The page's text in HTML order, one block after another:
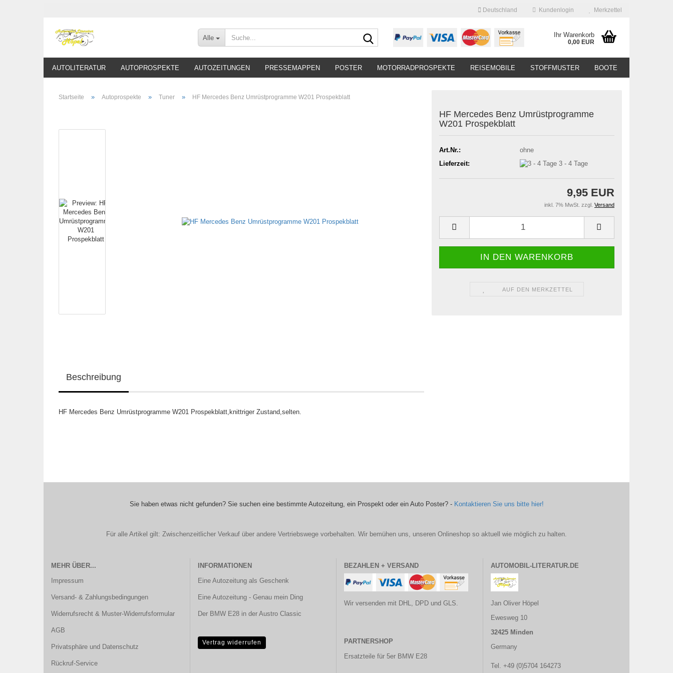
Deutschland Kundenlogin Merkzettel
Alle
Suche... Ihr Warenkorb
0,00 EUR
AUTOLITERATUR AUTOPROSPEKTE AUTOZEITUNGEN PRESSEMAPPEN POSTER MOTORRADPROSPEKTE REISEMOBILE STOFFMUSTER BOOTE
Startseite » Autoprospekte » Tuner » HF Mercedes Benz Umrüstprogramme W201 Prospekblatt
HF Mercedes Benz Umrüstprogramme
W201 Prospekblatt
Art.Nr.:
ohne
Lieferzeit:
3 - 4 Tage
9,95 EUR
inkl. 7% MwSt. zzgl. Versand
AUF DEN MERKZETTEL
Beschreibung
HF Mercedes Benz Umrüstprogramme W201 Prospekblatt,knittriger Zustand,selten.
Sie haben etwas nicht gefunden? Sie suchen eine bestimmte Autozeitung, ein Prospekt oder ein Auto Poster? - Kontaktieren Sie uns bitte hier!
Für alle Artikel gilt: Zwischenzeitlicher Verkauf über andere Vertriebswege vorbehalten. Wir bemühen uns, unseren Onlineshop so aktuell wie möglich zu halten.
MEHR ÜBER...
Impressum
Versand- & Zahlungsbedingungen
Widerrufsrecht & Muster-Widerrufsformular
AGB
Privatsphäre und Datenschutz
Rückruf-Service
INFORMATIONEN
Eine Autozeitung als Geschenk
Eine Autozeitung - Genau mein Ding
Der BMW E28 in der Austro Classic
Vertrag widerrufen
BEZAHLEN + VERSAND
Wir versenden mit DHL, DPD und GLS.
PARTNERSHOP
Ersatzteile für 5er BMW E28
AUTOMOBIL-LITERATUR.DE
Jan Oliver Höpel
Ewesweg 10
32425 Minden
Germany
Tel. +49 (0)5704 164273